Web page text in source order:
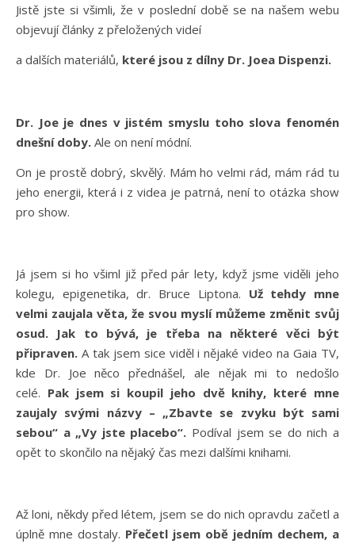
Jistě jste si všimli, že v poslední době se na našem webu
objevují články z přeložených videí
a dalších materiálů, které jsou z dílny Dr. Joea Dispenzi.
Dr. Joe je dnes v jistém smyslu toho slova fenomén
dnešní doby. Ale on není módní.
On je prostě dobrý, skvělý. Mám ho velmi rád, mám rád tu
jeho energii, která i z videa je patrná, není to otázka show
pro show.
Já jsem si ho všiml již před pár lety, když jsme viděli jeho
kolegu, epigenetika, dr. Bruce Liptona. Už tehdy mne
velmi zaujala věta, že svou myslí můžeme změnit svůj
osud. Jak to bývá, je třeba na některé věci být
připraven. A tak jsem sice viděl i nějaké video na Gaia TV,
kde Dr. Joe něco přednášel, ale nějak mi to nedošlo
celé. Pak jsem si koupil jeho dvě knihy, které mne
zaujaly svými názvy – „Zbavte se zvyku být sami
sebou“ a „Vy jste placebo“. Podíval jsem se do nich a
opět to skončilo na nějaký čas mezi dalšími knihami.
Až loni, někdy před létem, jsem se do nich opravdu začetl a
úplně mne dostaly. Přečetl jsem obě jedním dechem, a